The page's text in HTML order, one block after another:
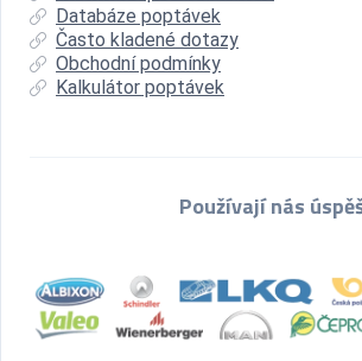
Databáze poptávek
Často kladené dotazy
Obchodní podmínky
Kalkulátor poptávek
Používají nás